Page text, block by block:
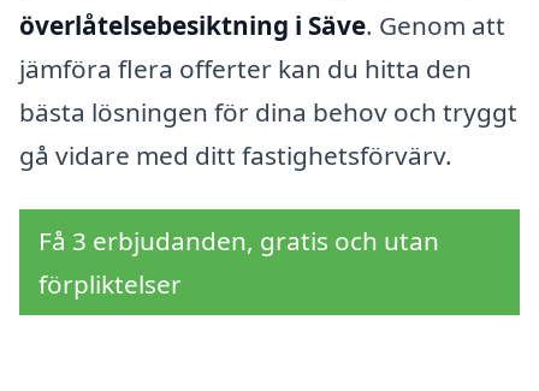
överlåtelsebesiktning i Säve. Genom att
jämföra flera offerter kan du hitta den
bästa lösningen för dina behov och tryggt
gå vidare med ditt fastighetsförvärv.
Få 3 erbjudanden, gratis och utan
förpliktelser